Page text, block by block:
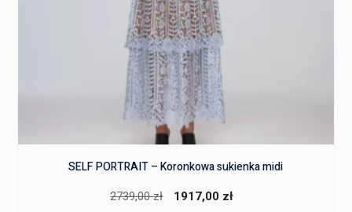
SELF PORTRAIT – Koronkowa sukienka midi
2739,00zł
Pierwotna
1917,00 zł